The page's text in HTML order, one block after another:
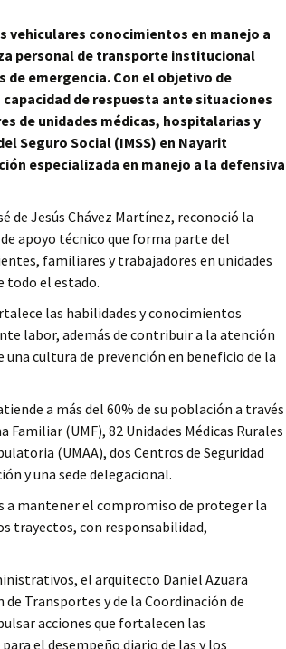
vehiculares conocimientos en manejo a
personal de transporte institucional
de emergencia.Con el objetivo de
de respuesta ante situaciones
de unidades médicas, hospitalarias y
Seguro Social (IMSS) en Nayarit
especializada en manejo a la defensiva
de Jesús Chávez Martínez, reconoció la
apoyo técnico que forma parte del
familiares y trabajadores en unidades
todo el estado.
las habilidades y conocimientos
labor, además de contribuir a la atención
cultura de prevención en beneficio de la
a más del 60% de su población a través
(UMF), 82 Unidades Médicas Rurales
(UMAA), dos Centros de Seguridad
y una sede delegacional.
mantener el compromiso de proteger la
trayectos, con responsabilidad,
el arquitecto Daniel Azuara
Transportes y de la Coordinación de
acciones que fortalecen las
el desempeño diario de las y los